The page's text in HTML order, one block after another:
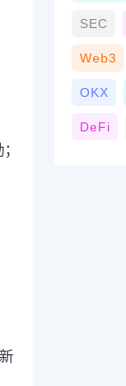
SEC
Web3
OKX
DeFi